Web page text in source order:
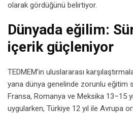
olarak gördüğünü belirtiyor.
Dünyada eğilim:
içerik güçleniyor
TEDMEM’in uluslararası
yana dünya genelinde zorunlu eğitim
Fransa, Romanya ve Meksika 13–15
uygularken, Türkiye 12 yıl ile Avrupa